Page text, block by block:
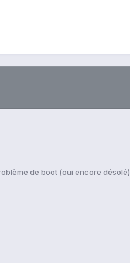
de boot (oui encore désolé)